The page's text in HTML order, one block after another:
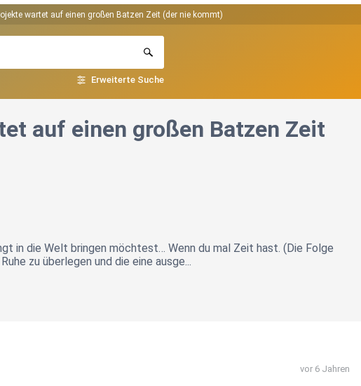
wartet auf einen großen Batzen Zeit (der nie kommt)
Erweiterte Suche
auf einen großen Batzen Zeit
in die Welt bringen möchtest… Wenn du mal Zeit hast. (Die Folge
zu überlegen und die eine ausge...
vor 6 Jahren